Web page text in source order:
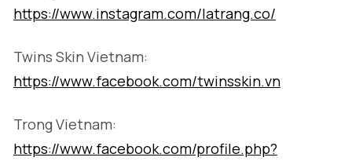
https://www.instagram.com/latrang.co/
Twins Skin Vietnam:
https://www.facebook.com/twinsskin.vn
Trong Vietnam:
https://www.facebook.com/profile.php?